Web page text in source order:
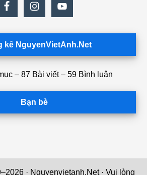
kê NguyenVietAnh.Net
– 87 Bài viết – 59 Bình luận
Bạn bè
· Nguyenvietanh.Net · Vui lòng